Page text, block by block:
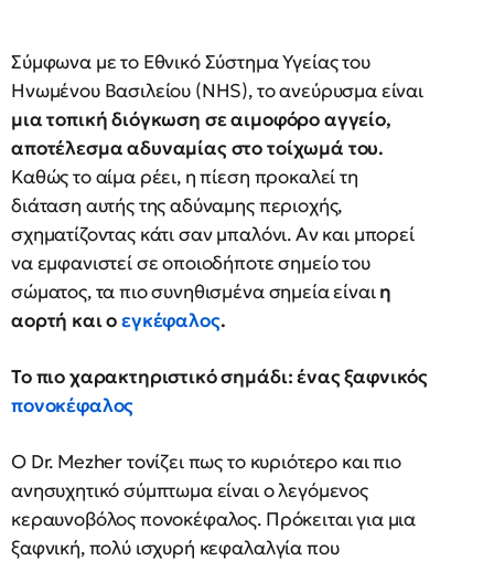
Σύμφωνα με το Εθνικό Σύστημα Υγείας του
Ηνωμένου Βασιλείου (NHS), το ανεύρυσμα είναι
μια τοπική διόγκωση σε αιμοφόρο αγγείο,
αποτέλεσμα αδυναμίας στο τοίχωμά του.
Καθώς το αίμα ρέει, η πίεση προκαλεί τη
διάταση αυτής της αδύναμης περιοχής,
σχηματίζοντας κάτι σαν μπαλόνι. Αν και μπορεί
να εμφανιστεί σε οποιοδήποτε σημείο του
σώματος, τα πιο συνηθισμένα σημεία είναιη
αορτή και οεγκέφαλος.
Το πιο χαρακτηριστικό σημάδι: ένας ξαφνικός
πονοκέφαλος
Ο Dr. Mezher τονίζει πως το κυριότερο και πιο
ανησυχητικό σύμπτωμα είναι ο λεγόμενος
κεραυνοβόλος πονοκέφαλος. Πρόκειται για μια
ξαφνική, πολύ ισχυρή κεφαλαλγία που